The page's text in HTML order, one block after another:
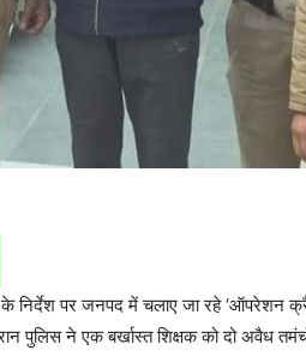
निर्देश पर जनपद में चलाए जा रहे ‘ऑपरेशन
पुलिस ने एक बर्खास्त शिक्षक को दो अवैध